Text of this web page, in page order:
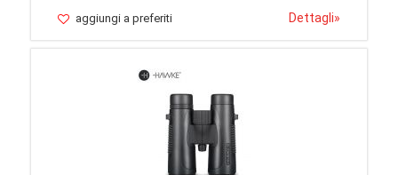
aggiungi a preferiti Dettagli»